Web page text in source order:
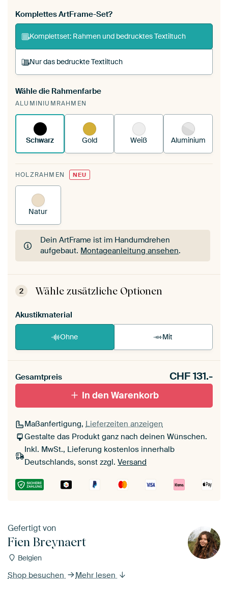
Komplettes ArtFrame-Set?
Komplettset: Rahmen und bedrucktes Textiltuch
Nur das bedruckte Textiltuch
Du spannst einen wechselbaren Textiltuch in
deinen vorhandenen ArtFrame™.
funktioniert es.
Wähle die Rahmenfarbe
ALUMINIUMRAHMEN
Schwarz Gold Weiß Aluminium
HOLZRAHMEN NEU
Natur
Dein ArtFrame ist im Handumdrehen
aufgebaut. Montageanleitung ansehen.
Dein ArtFrame ist im Handumdrehen
aufgebaut.Montageanleitung ansehen
2 Wähle zusätzliche Optionen
Akustikmaterial
Ohne Mit
Gesamtpreis CHF131.-
In den Warenkorb
Maßanfertigung, Lieferzeiten anzeigen
Gestalte das Produkt ganz nach deinen Wünschen.
Inkl. MwSt., Lieferung kostenlos innerhalb
Deutschlands, sonst zzgl. Versand
Gefertigt von
Fien Breynaert
Belgien
Shop besuchen Mehr lesen